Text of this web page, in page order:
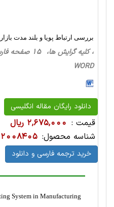
بررسی ارتباط پویا و بلند مدت
WORD
دانلود رایگان مقاله انگلیسی
قیمت : 2,675,000 ریال
شناسه محصول: 2008405
خرید ترجمه فارسی و دانلود
System in Manufacturing